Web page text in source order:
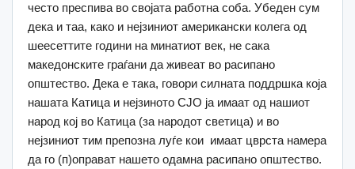
често преспива во својата работна соба. Убеден сум
дека и таа, како и нејзиниот американски колега од
шеесеттите години на минатиот век, не сака
македонските граѓани да живеат во расипано
општество. Дека е така, говори силната поддршка која
нашата Катица и нејзиното СЈО ја имаат од нашиот
народ кој во Катица (за народот светица) и во
нејзиниот тим препознa луѓе кои имаат цврста намера
да го (п)оправат нашето одамна расипано општество.